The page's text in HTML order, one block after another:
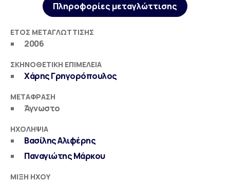
Πληροφορίες μεταγλώττισης
ΈΤΟΣ ΜΕΤΑΓΛΏΤΤΙΣΗΣ
2006
ΣΚΗΝΟΘΕΤΙΚΉ ΕΠΙΜΈΛΕΙΑ
Χάρης Γρηγορόπουλος
ΜΕΤΆΦΡΑΣΗ
Άγνωστο
ΗΧΟΛΗΨΊΑ
Βασίλης Αλιφέρης
Παναγιώτης Μάρκου
ΜΊΞΗ ΉΧΟΥ